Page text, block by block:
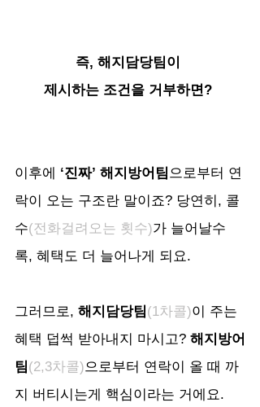
즉, 해지담당팀이
제시하는 조건을 거부하면?
이후에 ‘진짜’ 해지방어팀 으로부터 연
락이 오는 구조란 말이죠? 당연히, 콜
수(전화걸려오는 횟수)가 늘어날수
록, 혜택도 더 늘어나게 되요.
그러므로, 해지담당팀(1차콜)이 주는
혜택 덥썩 받아내지 마시고? 해지방어
팀(2,3차콜)으로부터 연락이 올 때 까
지 버티시는게 핵심이라는 거에요.